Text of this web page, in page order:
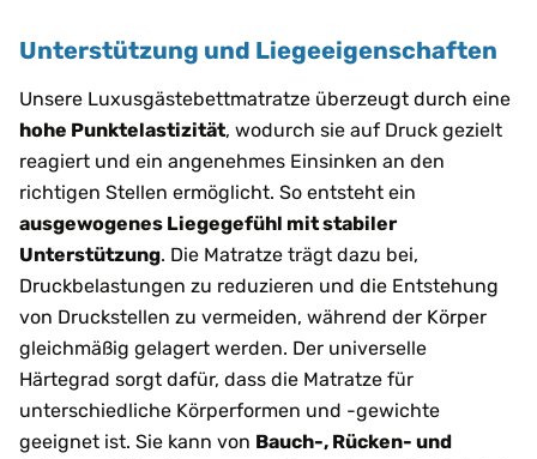
Unterstützung und Liegeeigenschaften
Unsere Luxusgästebettmatratze überzeugt durch eine
hohe Punktelastizität, wodurch sie auf Druck gezielt
reagiert und ein angenehmes Einsinken an den
richtigen Stellen ermöglicht. So entsteht ein
ausgewogenes Liegegefühl mit stabiler
Unterstützung. Die Matratze trägt dazu bei,
Druckbelastungen zu reduzieren und die Entstehung
von Druckstellen zu vermeiden, während der Körper
gleichmäßig gelagert werden. Der universelle
Härtegrad sorgt dafür, dass die Matratze für
unterschiedliche Körperformen und -gewichte
geeignet ist. Sie kann von Bauch-, Rücken- und